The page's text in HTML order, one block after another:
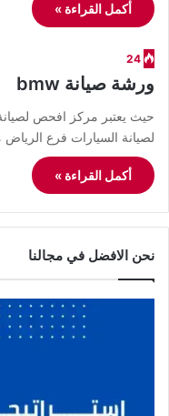
أكمل القراءة »
24
ورشة صيانة bmw
حيث يعتبر مركز افحص
لصيانة السيارات فرع
أكمل القراءة »
نحن الافضل في مجالنا